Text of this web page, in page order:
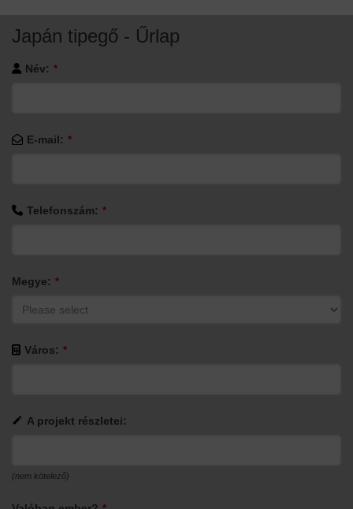
Japán tipegő - Űrlap
Név: *
E-mail: *
Telefonszám: *
Megye: *
Város: *
A projekt részletei:
(nem kötelező)
Valóban ember? *